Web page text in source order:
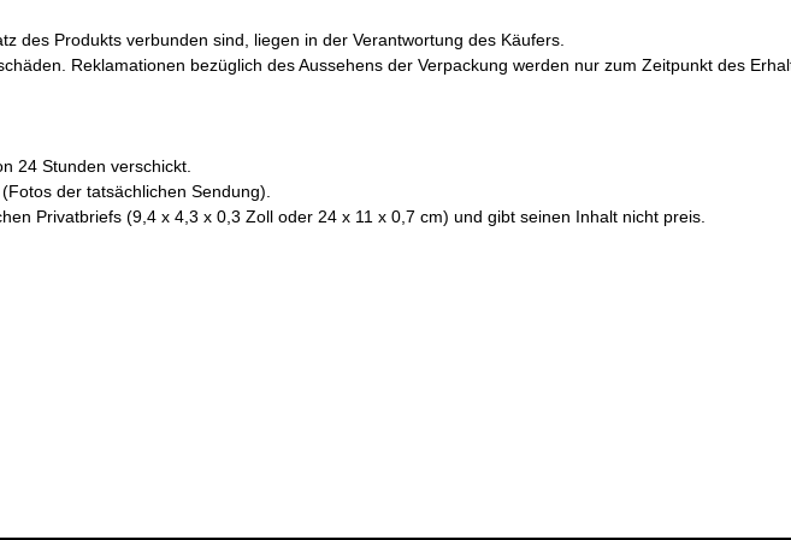
des Produkts verbunden sind, liegen in der Verantwortung des Käufers.
Reklamationen bezüglich des Aussehens der Verpackung werden nur zum Zeitpunkt des
24 Stunden verschickt.
der tatsächlichen Sendung).
Privatbriefs (9,4 x 4,3 x 0,3 Zoll oder 24 x 11 x 0,7 cm) und gibt seinen Inhalt nicht preis.